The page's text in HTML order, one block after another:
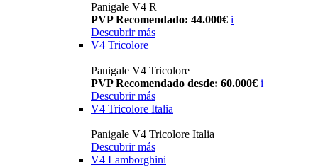
Panigale V4 R
PVP Recomendado: 44.000€ i
Descubrir más
V4 Tricolore
Panigale V4 Tricolore
PVP Recomendado desde: 60.000€ i
Descubrir más
V4 Tricolore Italia
Panigale V4 Tricolore Italia
Descubrir más
V4 Lamborghini